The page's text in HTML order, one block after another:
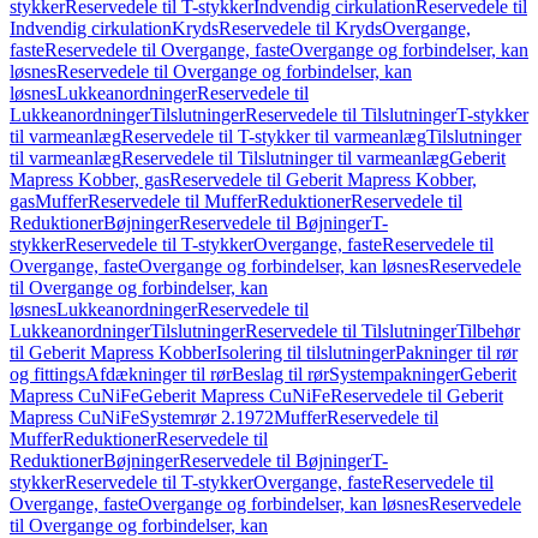
stykkerReservedele til T-stykkerIndvendig cirkulationReservedele til
Indvendig cirkulationKrydsReservedele til KrydsOvergange,
fasteReservedele til Overgange, fasteOvergange og forbindelser, kan
løsnesReservedele til Overgange og forbindelser, kan
løsnesLukkeanordningerReservedele til
LukkeanordningerTilslutningerReservedele til TilslutningerT-stykker
til varmeanlægReservedele til T-stykker til varmeanlægTilslutninger
til varmeanlægReservedele til Tilslutninger til varmeanlægGeberit
Mapress Kobber, gasReservedele til Geberit Mapress Kobber,
gasMufferReservedele til MufferReduktionerReservedele til
ReduktionerBøjningerReservedele til BøjningerT-
stykkerReservedele til T-stykkerOvergange, fasteReservedele til
Overgange, fasteOvergange og forbindelser, kan løsnesReservedele
til Overgange og forbindelser, kan
løsnesLukkeanordningerReservedele til
LukkeanordningerTilslutningerReservedele til TilslutningerTilbehør
til Geberit Mapress KobberIsolering til tilslutningerPakninger til rør
og fittingsAfdækninger til rørBeslag til rørSystempakningerGeberit
Mapress CuNiFeGeberit Mapress CuNiFeReservedele til Geberit
Mapress CuNiFeSystemrør 2.1972MufferReservedele til
MufferReduktionerReservedele til
ReduktionerBøjningerReservedele til BøjningerT-
stykkerReservedele til T-stykkerOvergange, fasteReservedele til
Overgange, fasteOvergange og forbindelser, kan løsnesReservedele
til Overgange og forbindelser, kan